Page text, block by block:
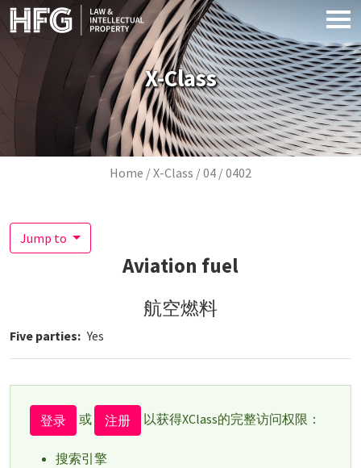
Skip to main content
X-Class
Breadcrumb
Home X-Class 04 0402
Jump to
Aviation fuel
航空燃料
Five parties Yes
登录 或 注册 以获得XClass的完整访问权限：
搜索引擎